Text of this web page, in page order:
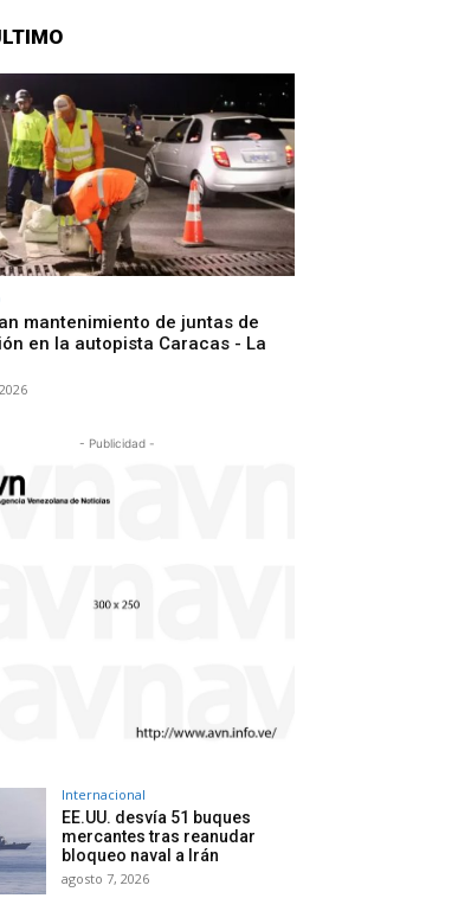
mantenimiento de juntas de
en la autopista Caracas - La
- Publicidad -
Internacional
EE.UU. desvía 51 buques
mercantes tras reanudar
bloqueo naval a Irán
agosto 7, 2026